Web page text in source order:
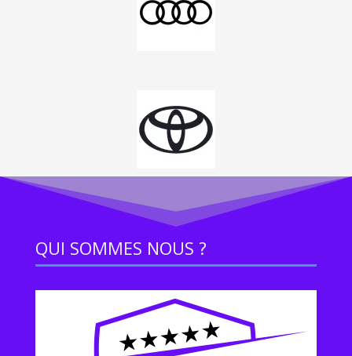
QUI SOMMES NOUS ?